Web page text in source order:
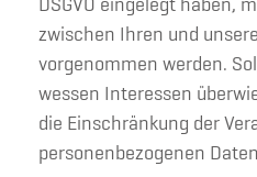
DSGVO eingelegt haben,
zwischen Ihren und
vorgenommen werden.
wessen Interessen
die Einschränkung der
personenbezogenen